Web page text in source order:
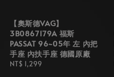
【奧斯德VAG】
3B0867179A 福斯
PASSAT 96~05年 左 內把
手座 內扶手座 德國原廠
Regular
NT$ 1,299